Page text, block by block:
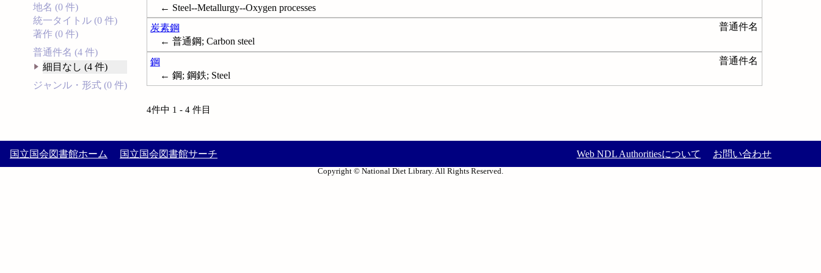
地名 (0 件)
統一タイトル (0 件)
著作 (0 件)
普通件名 (4 件)
細目なし (4 件)
ジャンル・形式 (0 件)
← Steel--Metallurgy--Oxygen processes
炭素鋼
普通件名
← 普通鋼; Carbon steel
鋼
普通件名
← 鋼; 鋼鉄; Steel
4件中 1 - 4 件目
国立国会図書館ホーム 国立国会図書館サーチ Web NDL Authoritiesについて お問い合わせ
Copyright © National Diet Library. All Rights Reserved.